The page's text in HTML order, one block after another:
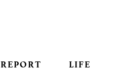
REPORT LIFE